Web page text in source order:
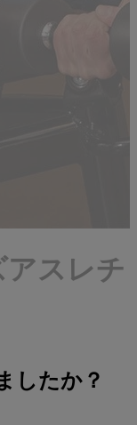
スレチ
したか？